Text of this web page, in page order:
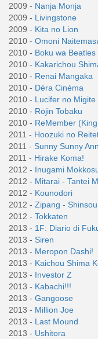
2009 - Nanja Monja
2009 - Livingstone
2009 - Kita no Lion
2010 - Omoni
2010 - Boku wa Beatles
2010 - Kakarichou
2010 - Renai Mangaka
2010 - Déra Cinéma
2010 - Lucifer no Migite
2010 - Rōjin Tobaku
2010 - ReMember
2011 - Hoozuki no
2011 - Sunny Sunny
2011 - Hirake Koma!
2012 - Inugami
2012 - Mitarai - Tantei
2012 - Kounodori
2012 - Zipang -
2012 - Tokkaten
2013 - 1F: Diario di
2013 - Siren
2013 - Meropon Dashi!
2013 - Kaichou Shima
2013 - Investor Z
2013 - Kabachi!!!
2013 - Gangoose
2013 - Million Joe
2013 - Last Mound
2013 - Ushitora